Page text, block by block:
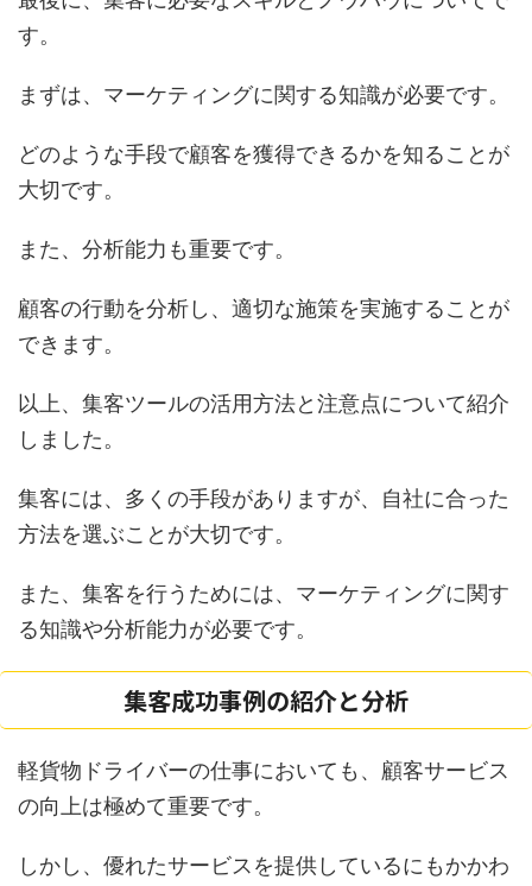
す。
まずは、マーケティングに関する知識が必要です。
どのような手段で顧客を獲得できるかを知ることが
大切です。
また、分析能力も重要です。
顧客の行動を分析し、適切な施策を実施することが
できます。
以上、集客ツールの活用方法と注意点について紹介
しました。
集客には、多くの手段がありますが、自社に合った
方法を選ぶことが大切です。
また、集客を行うためには、マーケティングに関す
る知識や分析能力が必要です。
集客成功事例の紹介と分析
軽貨物ドライバーの仕事においても、顧客サービス
の向上は極めて重要です。
しかし、優れたサービスを提供しているにもかかわ